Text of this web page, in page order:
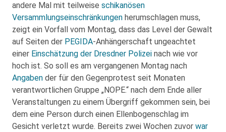
andere Mal mit teilweise schikanösen
Versammlungseinschränkungen herumschlagen muss,
zeigt ein Vorfall vom Montag, dass das Level der Gewalt
auf Seiten der PEGIDA-Anhängerschaft ungeachtet
einer Einschätzung der Dresdner Polizei nach wie vor
hoch ist. So soll es am vergangenen Montag nach
Angaben der für den Gegenprotest seit Monaten
verantwortlichen Gruppe „NOPE.“ nach dem Ende aller
Veranstaltungen zu einem Übergriff gekommen sein, bei
dem eine Person durch einen Ellenbogenschlag im
Gesicht verletzt wurde. Bereits zwei Wochen zuvor war